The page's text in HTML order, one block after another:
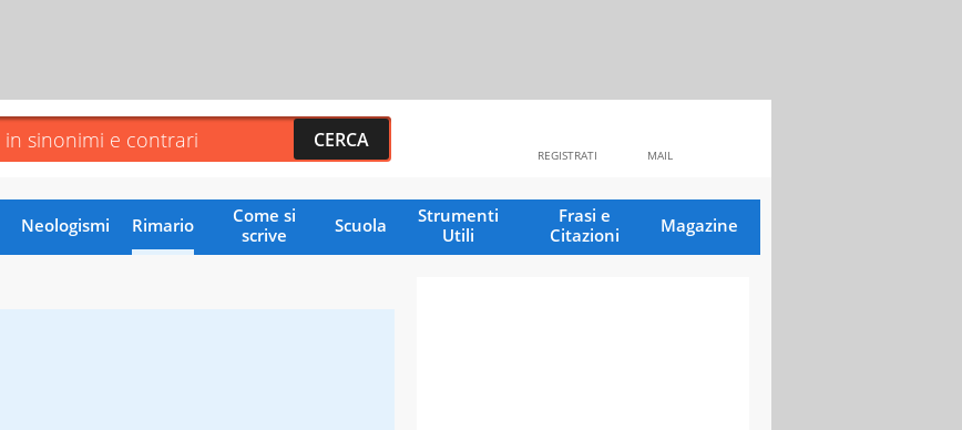
MAIL
REGISTRATI
Neologismi Rimario
Come si
scrive
Scuola
Strumenti
Utili
Frasi e
Citazioni
Magazine